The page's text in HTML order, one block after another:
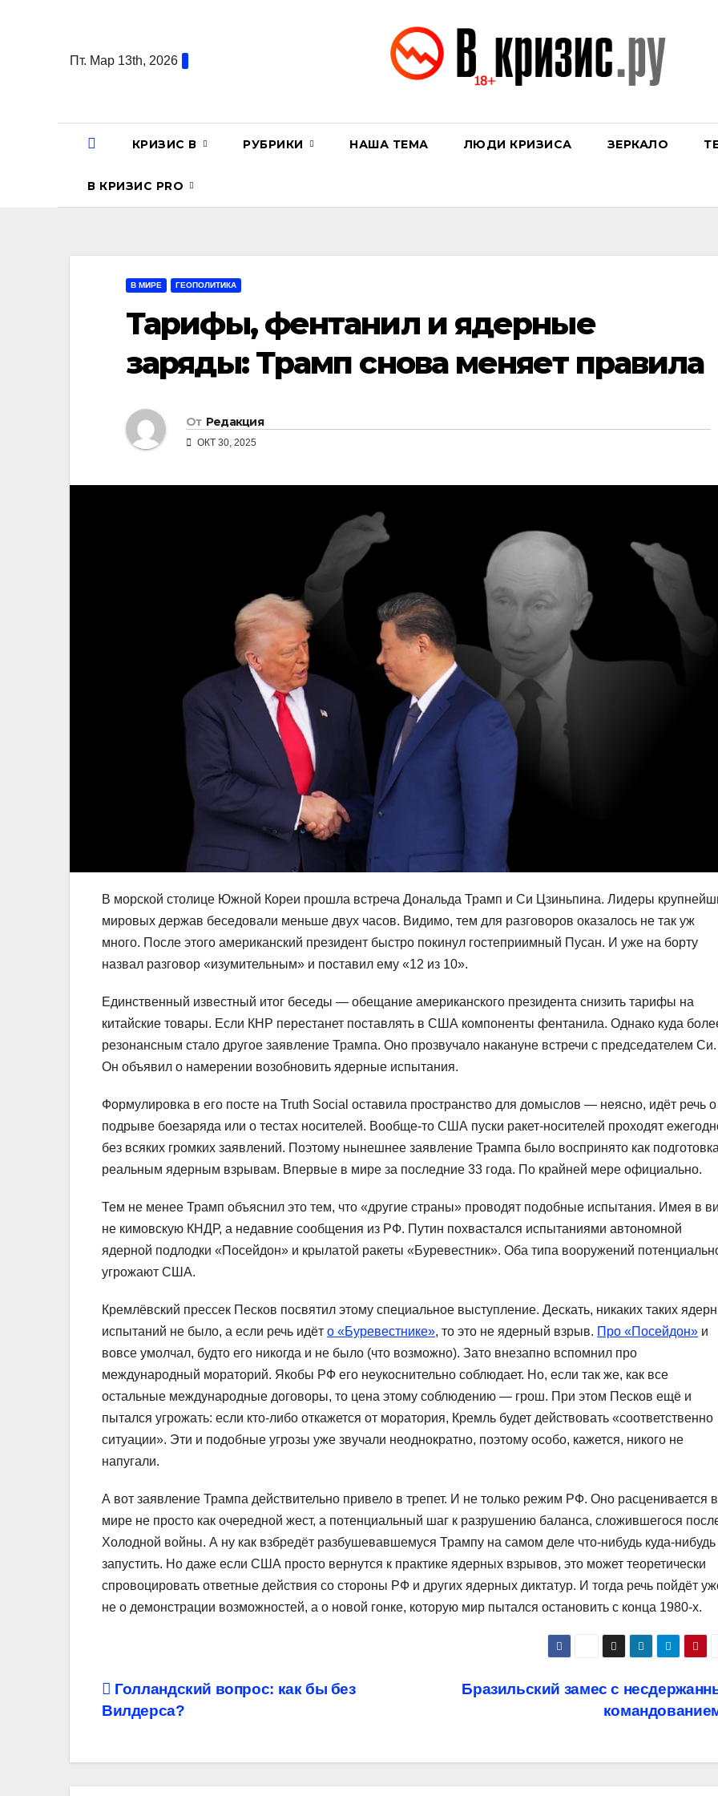
содержаниюПт. Мар 13th, 2026
КРИЗИС В РУБРИКИ НАША ТЕМА ЛЮДИ КРИЗИСА ЗЕРКАЛО
В КРИЗИС PRO
В МИРЕ ГЕОПОЛИТИКА
Тарифы, фентанил и ядерные
заряды: Трамп снова меняет правила
От Редакция
ОКТ 30, 2025
В морской столице Южной Кореи прошла встреча Дональда Трамп и Си Цзиньпина. Лидеры
мировых держав беседовали меньше двух часов. Видимо, тем для разговоров оказалось не так уж
много. После этого американский президент быстро покинул гостеприимный Пусан. И уже на борту
назвал разговор «изумительным» и поставил ему «12 из 10».
Единственный известный итог беседы — обещание американского президента снизить тарифы на
китайские товары. Если КНР перестанет поставлять в США компоненты фентанила. Однако куда
резонансным стало другое заявление Трампа. Оно прозвучало накануне встречи с председателем Си.
Он объявил о намерении возобновить ядерные испытания.
Формулировка в его посте на Truth Social оставила пространство для домыслов — неясно, идёт речь о
подрыве боезаряда или о тестах носителей. Вообще-то США пуски ракет-носителей проходят
без всяких громких заявлений. Поэтому нынешнее заявление Трампа было воспринято как
реальным ядерным взрывам. Впервые в мире за последние 33 года. По крайней мере официально.
Тем не менее Трамп объяснил это тем, что «другие страны» проводят подобные испытания. Имея в
не кимовскую КНДР, а недавние сообщения из РФ. Путин похвастался испытаниями автономной
ядерной подлодки «Посейдон» и крылатой ракеты «Буревестник». Оба типа вооружений
угрожают США.
Кремлёвский прессек Песков посвятил этому специальное выступление. Дескать, никаких таких
испытаний не было, а если речь идёт о «Буревестнике», то это не ядерный взрыв. Про «Посейдон» и
вовсе умолчал, будто его никогда и не было (что возможно). Зато внезапно вспомнил про
международный мораторий. Якобы РФ его неукоснительно соблюдает. Но, если так же, как все
остальные международные договоры, то цена этому соблюдению — грош. При этом Песков ещё и
пытался угрожать: если кто-либо откажется от моратория, Кремль будет действовать «соответственно
ситуации». Эти и подобные угрозы уже звучали неоднократно, поэтому особо, кажется, никого не
напугали.
А вот заявление Трампа действительно привело в трепет. И не только режим РФ. Оно расценивается в
мире не просто как очередной жест, а потенциальный шаг к разрушению баланса, сложившегося
Холодной войны. А ну как взбредёт разбушевавшемуся Трампу на самом деле что-нибудь куда-нибудь
запустить. Но даже если США просто вернутся к практике ядерных взрывов, это может теоретически
спровоцировать ответные действия со стороны РФ и других ядерных диктатур. И тогда речь пойдёт
не о демонстрации возможностей, а о новой гонке, которую мир пытался остановить с конца 1980-х.
Навигация
по
записям
Бразильский замес с
Голландский вопрос: как бы без
Вилдерса?